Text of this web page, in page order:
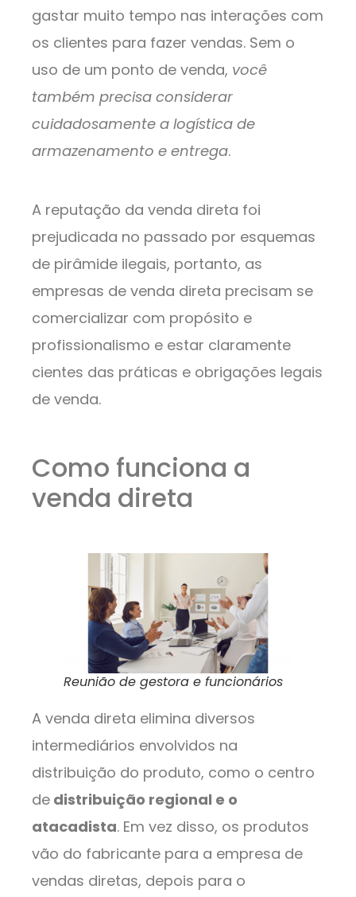
gastar muito tempo nas interações com
os clientes para fazer vendas. Sem o
uso de um ponto de venda, você
também precisa considerar
cuidadosamente a logística de
armazenamento e entrega.
A reputação da venda direta foi
prejudicada no passado por esquemas
de pirâmide ilegais, portanto, as
empresas de venda direta precisam se
comercializar com propósito e
profissionalismo e estar claramente
cientes das práticas e obrigações legais
de venda.
Como funciona a
venda direta
Reunião de gestora e funcionários
A venda direta elimina diversos
intermediários envolvidos na
distribuição do produto, como o centro
de distribuição regional e o
atacadista. Em vez disso, os produtos
vão do fabricante para a empresa de
vendas diretas, depois para o